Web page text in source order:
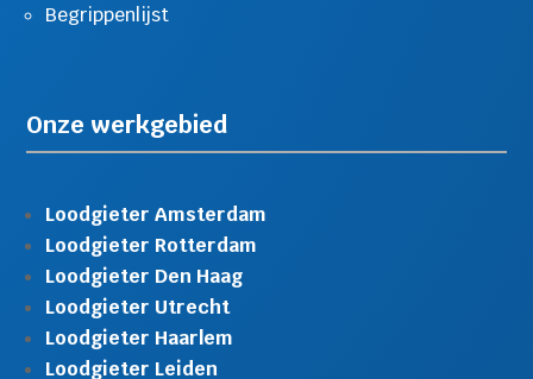
Begrippenlijst
Onze werkgebied
Loodgieter Amsterdam
Loodgieter Rotterdam
Loodgieter Den Haag
Loodgieter Utrecht
Loodgieter Haarlem
Loodgieter Leiden